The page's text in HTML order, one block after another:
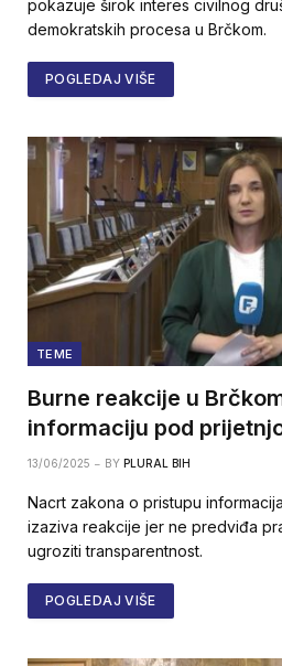
pokazuje širok interes civilnog
demokratskih procesa u Brčkom.
POGLEDAJ VIŠE
TEME
Burne reakcije u
informaciju pod
13/06/2025 BY PLURAL BIH
Nacrt zakona o pristupu
izaziva reakcije jer ne predviđa
ugroziti transparentnost.
POGLEDAJ VIŠE